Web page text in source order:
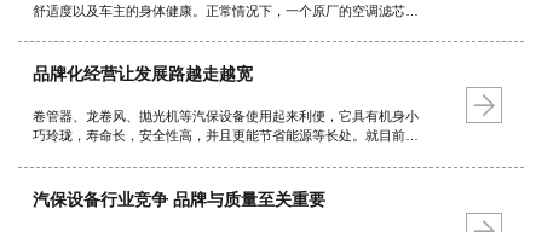
舒适度以及车主的身体健康。正常情况下，一个原厂的空调滤芯使
们可以找个晴…
品牌化经营让发展路越走越宽
卷管器、龙卷风、抛光机等汽保设备使用起来利便，它具有机身小
巧玲珑，寿命长，安全性高，并且更能节省能源等长处。就目前的
和成熟，汽保设备的发…
汽保设备行业竞争 品牌与质量至关重要